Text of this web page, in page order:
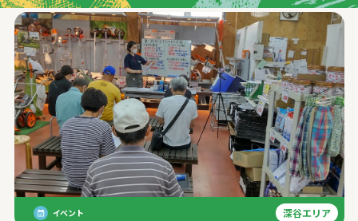
イベント 深谷エリア